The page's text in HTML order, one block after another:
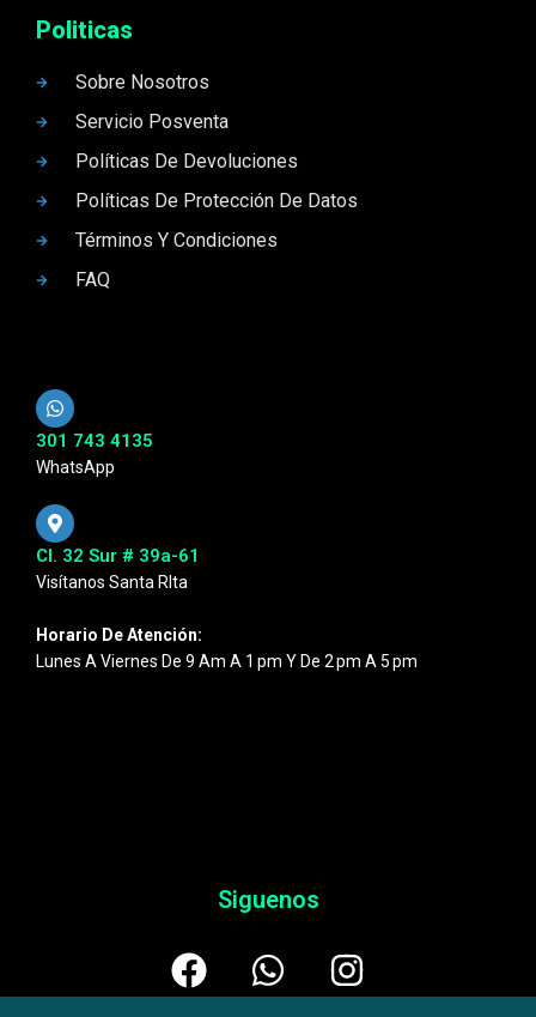
Politicas
Sobre Nosotros
Servicio Posventa
Políticas De Devoluciones
Políticas De Protección De Datos
Términos Y Condiciones
FAQ
301 743 4135
WhatsApp
Cl. 32 Sur # 39a-61
Visítanos Santa RIta
Horario De Atención:
Lunes A Viernes De 9 Am A 1 Pm Y De 2 Pm A 5 Pm
Siguenos